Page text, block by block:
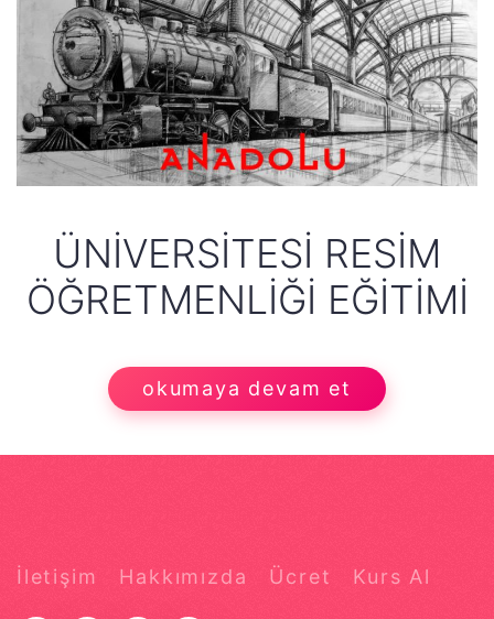
ÜNIVERSITESI RESIM
ÖĞRETMENLIĞI EĞITIMI
okumaya devam et
İletişim Hakkımızda Ücret Kurs Al